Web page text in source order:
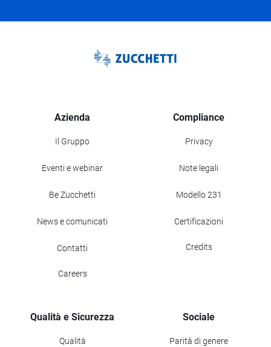
Azienda
Il Gruppo
Eventi e webinar
Be Zucchetti
News e comunicati
Contatti
Careers
Compliance
Privacy
Note legali
Modello 231
Certificazioni
Credits
Qualità e Sicurezza
Qualità
Sociale
Parità di genere